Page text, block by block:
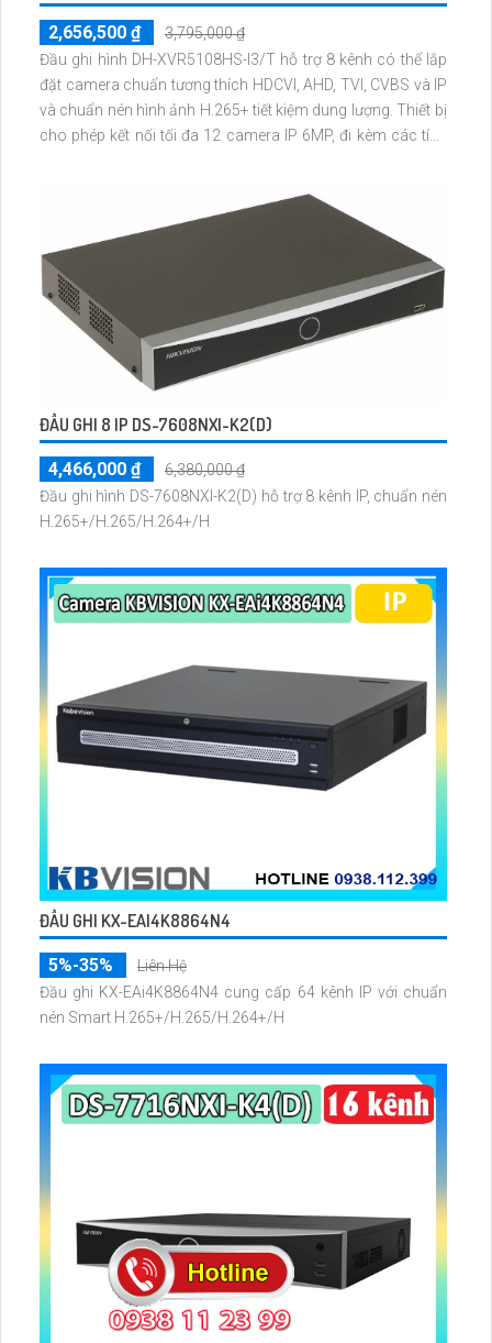
2,656,500 ₫
3,795,000 ₫
Đầu ghi hình DH-XVR5108HS-I3/T hỗ trợ 8 kênh có thể lắp
đặt camera chuẩn tương thích HDCVI, AHD, TVI, CVBS và IP
và chuẩn nén hình ảnh H.265+ tiết kiệm dung lượng. Thiết bị
cho phép kết nối tối đa 12 camera IP 6MP, đi kèm các tính
ĐẦU GHI 8 IP DS-7608NXI-K2(D)
4,466,000 ₫
6,380,000 ₫
Đầu ghi hình DS-7608NXI-K2(D) hỗ trợ 8 kênh IP, chuẩn nén
H.265+/H.265/H.264+/H
ĐẦU GHI KX-EAI4K8864N4
5%-35%
Liên Hệ
Đầu ghi KX-EAi4K8864N4 cung cấp 64 kênh IP với chuẩn
nén Smart H.265+/H.265/H.264+/H